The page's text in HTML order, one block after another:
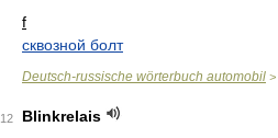
f
сквозной болт
Deutsch-russische wörterbuch automobil >
12
Blinkrelais